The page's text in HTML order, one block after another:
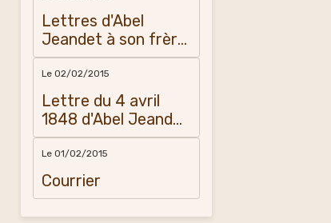
Lettres d'Abel
Jeandet à son frère
Amédée
Le 02/02/2015
Lettre du 4 avril
1848 d'Abel Jeandet
et sa mère à
Amédée
Le 01/02/2015
Courrier